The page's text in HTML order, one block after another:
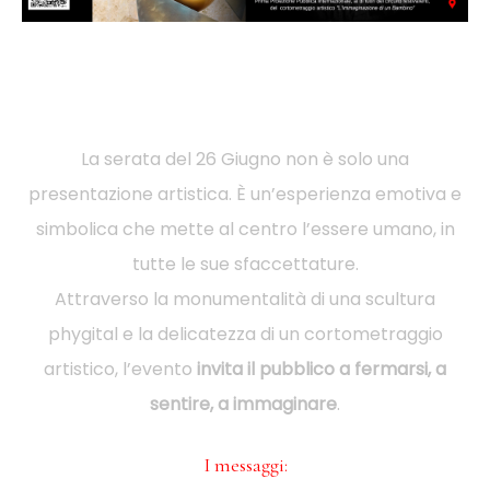
La serata del 26 Giugno non è solo una
presentazione artistica. È un’esperienza emotiva e
simbolica che mette al centro l’essere umano, in
tutte le sue sfaccettature.
Attraverso la monumentalità di una scultura
phygital e la delicatezza di un cortometraggio
artistico, l’evento invita il pubblico a fermarsi, a
sentire, a immaginare.
I messaggi: